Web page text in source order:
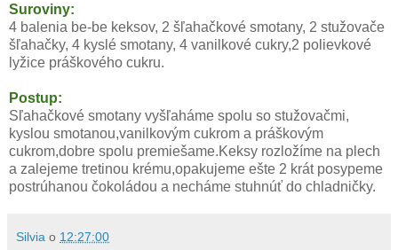
Suroviny:
4 balenia be-be keksov, 2 šľahačkové smotany, 2 stužovače
šľahačky, 4 kyslé smotany, 4 vanilkové cukry,2 polievkové
lyžice práškového cukru.
Postup:
Sľahačkové smotany vyšľaháme spolu so stužovačmi,
kyslou smotanou,vanilkovým cukrom a práškovým
cukrom,dobre spolu premiešame.Keksy rozložíme na plech
a zalejeme tretinou krému,opakujeme ešte 2 krát posypeme
postrúhanou čokoládou a necháme stuhnúť do chladničky.
Silvia o 12:27:00